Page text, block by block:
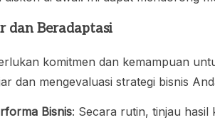
dan Beradaptasi
komitmen dan kemampuan
dan mengevaluasi strategi bisnis
Bisnis: Secara rutin, tinjau hasil